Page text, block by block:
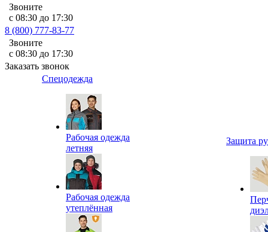
Звоните
с 08:30 до 17:30
8 (800) 777-83-77
Звоните
с 08:30 до 17:30
Заказать звонок
Спецодежда
Рабочая одежда
летняя
Рабочая одежда
утеплённая
Защита